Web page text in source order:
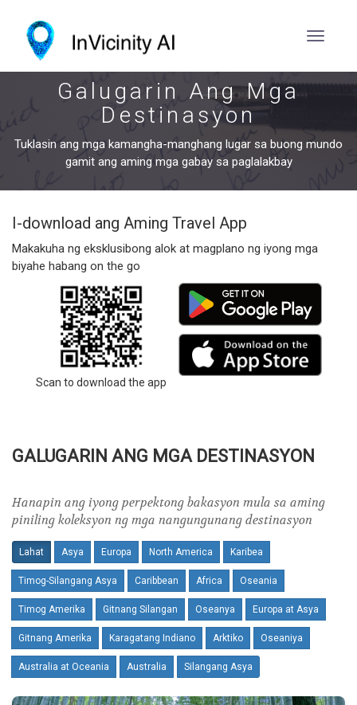
Galugarin Ang Mga
Destinasyon
Tuklasin ang mga kamangha-manghang lugar sa buong mundo
gamit ang aming mga gabay sa paglalakbay
I-download ang Aming Travel App
Makakuha ng eksklusibong alok at magplano ng iyong mga
biyahe habang on the go
Scan to download the app
GALUGARIN ANG MGA DESTINASYON
Hanapin ang iyong perpektong bakasyon mula sa aming
piniling koleksyon ng mga nangungunang destinasyon
Lahat Asya Europa North America Karibea
Timog-Silangang Asya Caribbean Africa Oseania
Timog Amerika Gitnang Silangan Oseanya Europa at Asya
Gitnang Amerika Karagatang Indiano Arktiko Oseaniya
Australia at Oceania Australia Silangang Asya